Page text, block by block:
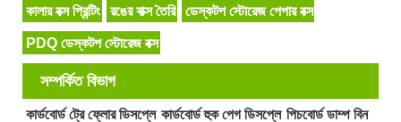
কালার বক্স প্রিন্টিং রঙের বাক্স তৈরি ডেস্কটপ স্টোরেজ পেপার বক্স
PDQ ডেস্কটপ স্টোরেজ বক্স
সম্পর্কিত বিভাগ
কার্ডবোর্ড ট্রে ফ্লোর ডিসপ্লে কার্ডবোর্ড হুক পেগ ডিসপ্লে পিচবোর্ড ডাম্প বিন